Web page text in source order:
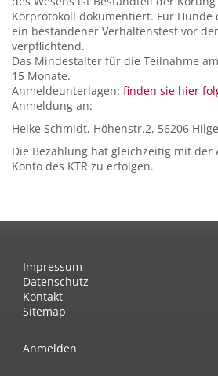
Körprotokoll dokumentiert. Für Hunde
ein bestandener Verhaltenstest vor
verpflichtend.
Das Mindestalter für die Teilnahme
15 Monate.
Anmeldeunterlagen: finden sie hier
Anmeldung an:
Heike Schmidt, Höhenstr.2, 56206
Die Bezahlung hat gleichzeitig mit der
Konto des KTR zu erfolgen.
Impressum
Datenschutz
Kontakt
Sitemap
Anmelden